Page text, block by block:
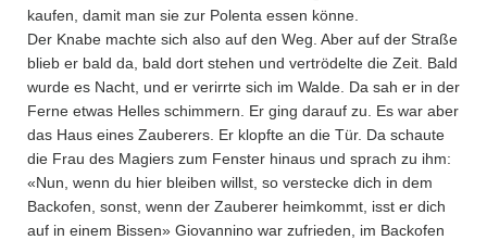
kaufen, damit man sie zur Polenta essen könne.
Der Knabe machte sich also auf den Weg. Aber auf der Straße
blieb er bald da, bald dort stehen und vertrödelte die Zeit. Bald
wurde es Nacht, und er verirrte sich im Walde. Da sah er in der
Ferne etwas Helles schimmern. Er ging darauf zu. Es war aber
das Haus eines Zauberers. Er klopfte an die Tür. Da schaute
die Frau des Magiers zum Fenster hinaus und sprach zu ihm:
«Nun, wenn du hier bleiben willst, so verstecke dich in dem
Backofen, sonst, wenn der Zauberer heimkommt, isst er dich
auf in einem Bissen» Giovannino war zufrieden, im Backofen